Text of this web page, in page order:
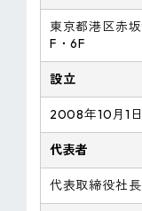
東京都港区赤
F・6F
設立
2008年10月1日
代表者
代表取締役社